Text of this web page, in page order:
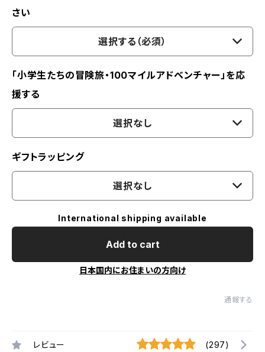
さい
選択する（必須）
「小学生たちの冒険旅・100マイルアドベンチャー」を応
援する
選択なし
ギフトラッピング
選択なし
International shipping available
Add to cart
日本国内にお住まいの方向け
通報する
レビュー (297)